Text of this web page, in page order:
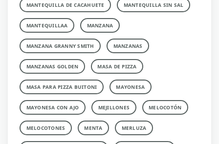
MANTEQUILLA DE CACAHUETE MANTEQUILLA SIN SAL
MANTEQUILLAA MANZANA
MANZANA GRANNY SMITH MANZANAS
MANZANAS GOLDEN MASA DE PIZZA
MASA PARA PIZZA BUITONI MAYONESA
MAYONESA CON AJO MEJILLONES MELOCOTÓN
MELOCOTONES MENTA MERLUZA